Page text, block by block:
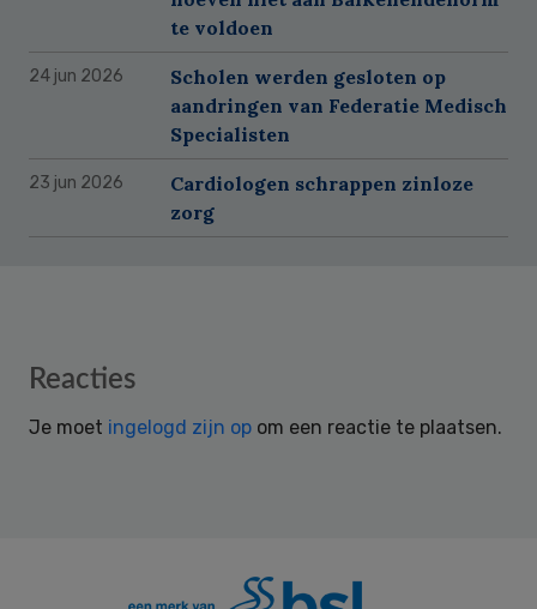
te voldoen
24 jun 2026
Scholen werden gesloten op
aandringen van Federatie Medisch
Specialisten
23 jun 2026
Cardiologen schrappen zinloze
zorg
Reader
Reacties
Je moet ingelogd zijn op om een reactie te plaatsen.